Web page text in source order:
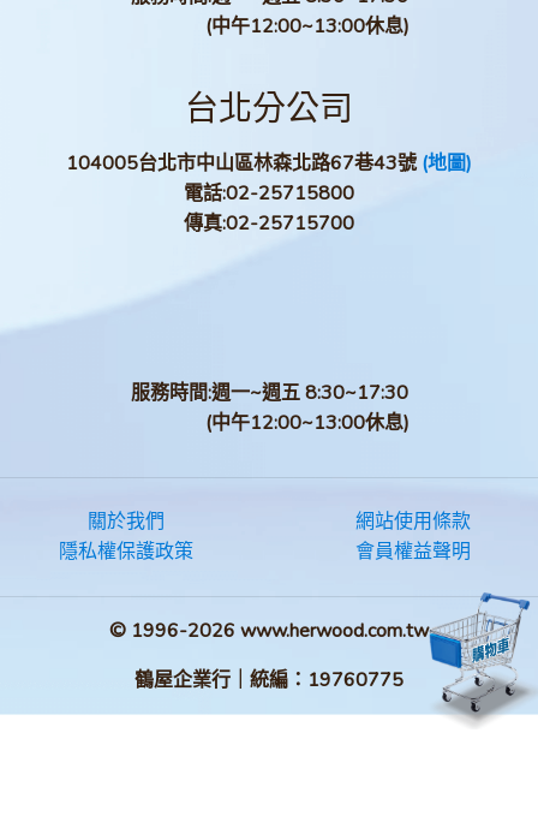
(中午12:00~13:00休息)
台北分公司
104005台北市中山區林森北路67巷43號(地圖)
電話:02-25715800
傳真:02-25715700
服務時間:週一~週五 8:30~17:30
(中午12:00~13:00休息)
關於我們
網站使用條款
隱私權保護政策
會員權益聲明
© 1996-2026 www.herwood.com.tw
鶴屋企業行｜統編：19760775